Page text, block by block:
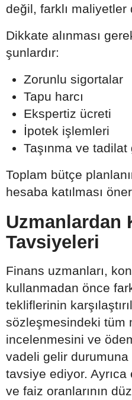
değil, farklı maliyetler
Dikkate alınması
şunlardır:
Zorunlu sigortalar
Tapu harcı
Ekspertiz ücreti
İpotek işlemleri
Taşınma ve tadilat
Toplam bütçe
hesaba katılması
Uzmanlardan
Tavsiyeleri
Finans uzmanları,
kullanmadan önce
tekliflerinin
sözleşmesindeki tüm
incelenmesini ve
vadeli gelir durumuna
tavsiye ediyor.
ve faiz oranlarının